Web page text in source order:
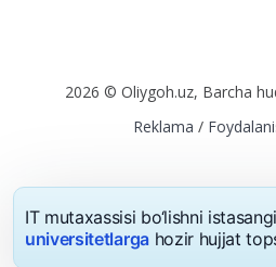
2026 © Oliygoh.uz, Barcha
Reklama/
IT mutaxassisi bo‘lishni
universitetlargahozir hujjat